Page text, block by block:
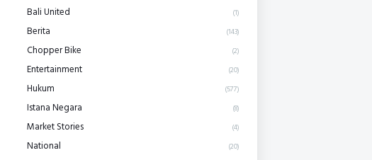
Bali United (1)
Berita (143)
Chopper Bike (2)
Entertainment (20)
Hukum (577)
Istana Negara (8)
Market Stories (4)
National (20)